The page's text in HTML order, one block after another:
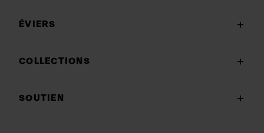
ÉVIERS
COLLECTIONS
SOUTIEN